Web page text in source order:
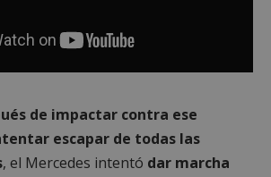
de impactar contra ese
escapar de todas las
, el Mercedes intentó dar marcha